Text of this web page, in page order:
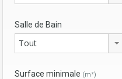
Salle de Bain
Tout
Surface minimale (m²)